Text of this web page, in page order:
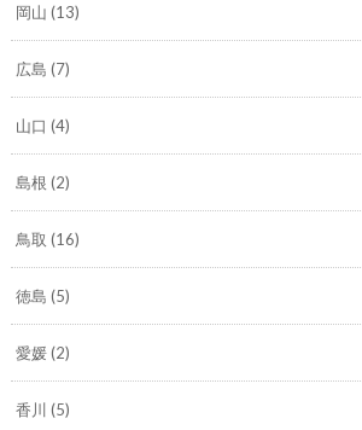
岡山 (13)
広島 (7)
山口 (4)
島根 (2)
鳥取 (16)
徳島 (5)
愛媛(2)
香川 (5)